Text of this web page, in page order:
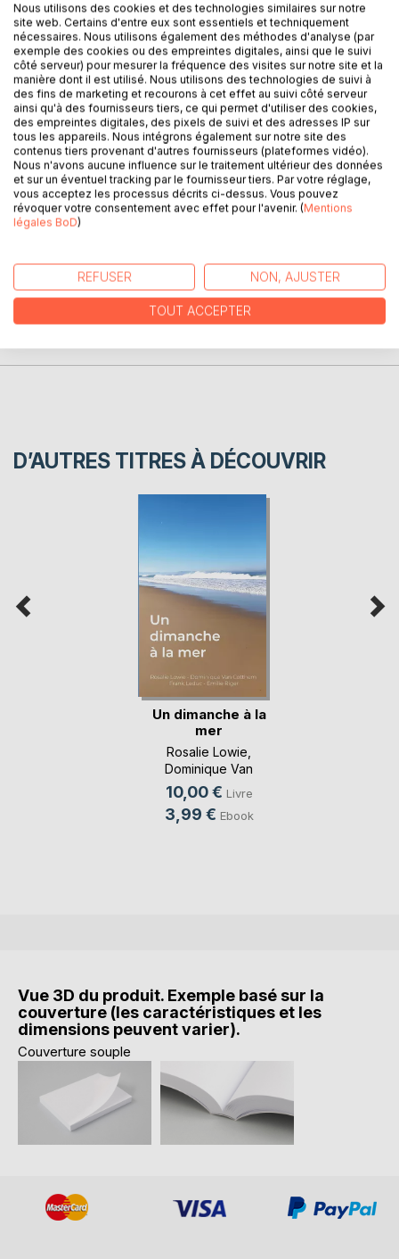
DESCRIPTION
Un acte d'amour est la rétrospective de 30 années de
bonheur du point de vue d'une enfant adoptée avec ses
joies, ses doutes et ses peines. Ce livre retrace le
processus de réflexion sur l'adoption mené dès l'âge de
20 ans jusqu'à sa concrétisation par l'écrit. C'est un
témoignage positif sur l'adoption et le reflet unique de la
réalité de l'auteur.
CRITIQUES PRESSE
D’AUTRES TITRES À DÉCOUVRIR
Un dimanche à la
mer
Rosalie Lowie
Dominique Van
Cotthem
10,00 € Livre
3,99 € Ebook
Vue 3D du produit. Exemple basé sur la
couverture (les caractéristiques et les
dimensions peuvent varier).
Couverture souple
Nous utilisons des cookies et des technologies similaires sur notre
site web. Certains d'entre eux sont essentiels et techniquement
nécessaires. Nous utilisons également des méthodes d'analyse (par
exemple des cookies ou des empreintes digitales, ainsi que le suivi
côté serveur) pour mesurer la fréquence des visites sur notre site et la
manière dont il est utilisé. Nous utilisons des technologies de suivi à
des fins de marketing et recourons à cet effet au suivi côté serveur
ainsi qu'à des fournisseurs tiers, ce qui permet d'utiliser des cookies,
des empreintes digitales, des pixels de suivi et des adresses IP sur
tous les appareils. Nous intégrons également sur notre site des
contenus tiers provenant d'autres fournisseurs (plateformes vidéo).
Nous n'avons aucune influence sur le traitement ultérieur des données
et sur un éventuel tracking par le fournisseur tiers. Par votre réglage,
vous acceptez les processus décrits ci-dessus. Vous pouvez
révoquer votre consentement avec effet pour l'avenir. (Mentions
légales BoD)
REFUSER NON, AJUSTER
TOUT ACCEPTER